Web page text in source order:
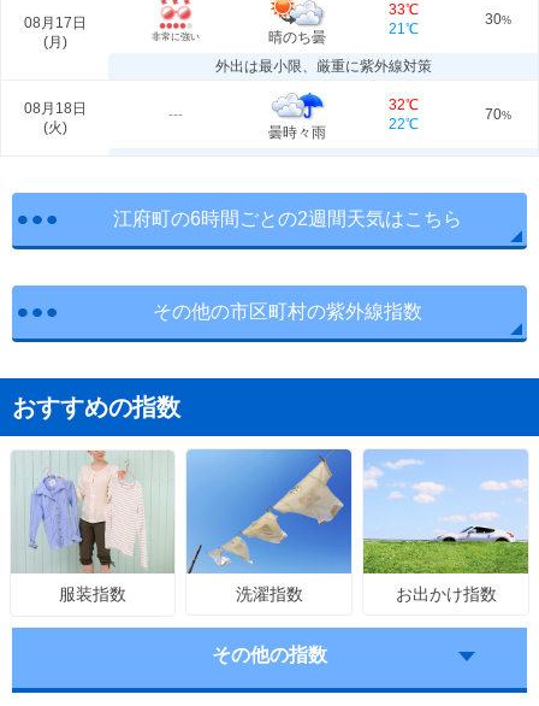
08月17日
(月 ) 非常に強い 晴のち曇
33℃
21℃
30%
外出は最小限、厳重に紫外線対策
08月18日
(火)
---
曇時々雨
32℃
22℃
70%
江府町の6時間ごとの2週間天気はこちら
その他の市区町村の紫外線指数
おすすめの指数
服装指数 洗濯指数 お出かけ指数
その他の指数